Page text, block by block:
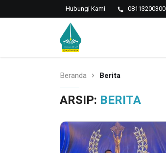
Hubungi Kami 08113200300
SD Antawirya
Islamic Javanese School
Beranda Berita
ARSIP: BERITA